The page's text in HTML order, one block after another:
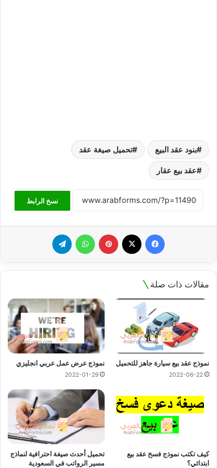
بنود عقد البيع تحميل صيغة عقد
عقد بيع عقار
نسخ الرابط
فيسبوك بينتيريست واتساب
مقالات ذات صلة
نموذج عقد بيع سيارة جاهز للتحميل
2022-06-22
نموذج عرض عمل عربي انجليزي
2022-01-29
كيف تكتب نموذج فسخ عقد بيع
ابتدائي؟
تحميل أحدث صيغة احترافية لنماذج
مسير الرواتب في السعودية